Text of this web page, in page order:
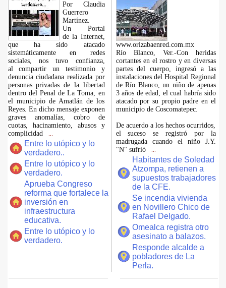
Por Claudia
Guerrero
Martínez.
​Un Portal
de la Internet,
que ha sido atacado
sistemáticamente en redes
sociales, nos tuvo confianza,
al compartir un testimonio y
denuncia ciudadana realizada por
personas privadas de la libertad
dentro del Penal de La Toma, en
el municipio de Amatlán de los
Reyes. En dicho mensaje exponen
graves anomalías, cobro de
cuotas, hacinamiento, abusos y
complicidad
Entre lo utópico y lo
verdadero..
Entre lo utópico y lo
verdadero.
Aprueba Congreso
reforma que fortalece la
inversión en
infraestructura
educativa.
Entre lo utópico y lo
verdadero.
www.orizabaenred.com.mx
Río Blanco, Ver.-Con heridas
cortantes en el rostro y en diversas
partes del cuerpo, ingresó a las
instalaciones del Hospital Regional
de Río Blanco, un niño de apenas
3 años de edad, el cual habría sido
atacado por su propio padre en el
municipio de Coscomatepec.
De acuerdo a los hechos ocurridos,
el suceso se registró por la
madrugada cuando el niño J.Y.
"N" sufrió
Habitantes de Soledad
Atzompa, retienen a
supuestos trabajadores
de la CFE.
Se incendia vivienda
en Novillero Chico de
Rafael Delgado.
Omealca registra otro
asesinato a balazos.
Responde alcalde a
pobladores de La
Perla.